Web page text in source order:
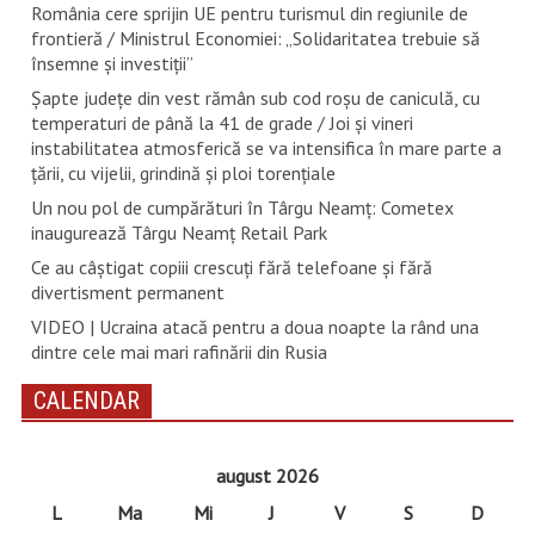
România cere sprijin UE pentru turismul din regiunile de
frontieră / Ministrul Economiei: „Solidaritatea trebuie să
însemne și investiții”
Șapte județe din vest rămân sub cod roșu de caniculă, cu
temperaturi de până la 41 de grade / Joi și vineri
instabilitatea atmosferică se va intensifica în mare parte a
țării, cu vijelii, grindină și ploi torențiale
Un nou pol de cumpărături în Târgu Neamț: Cometex
inaugurează Târgu Neamț Retail Park
Ce au câștigat copiii crescuți fără telefoane și fără
divertisment permanent
VIDEO | Ucraina atacă pentru a doua noapte la rând una
dintre cele mai mari rafinării din Rusia
CALENDAR
august 2026
L
Ma Mi J V S
D